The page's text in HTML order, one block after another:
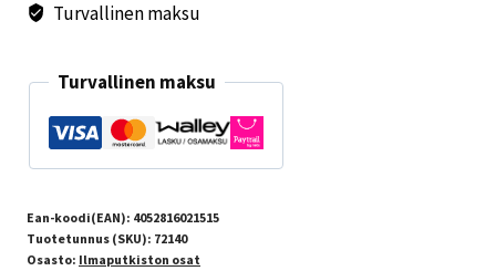
Turvallinen maksu
Turvallinen maksu
Ean-koodi(EAN): 4052816021515
Tuotetunnus (SKU): 72140
Osasto: Ilmaputkiston osat